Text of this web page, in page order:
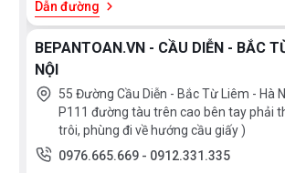
Dẫn đường
BEPANTOAN.VN - CẦU DIỄN - BẮC
NỘI
55 Đường Cầu Diễn - Bắc Từ Liêm - Hà
P111 đường tàu trên cao bên tay phải
trôi, phùng đi về hướng cầu giấy )
0976.665.669 - 0912.331.335